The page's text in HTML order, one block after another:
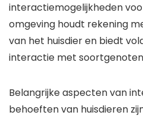
interactiemogelijkheden
omgeving houdt rekening
van het huisdier en biedt
interactie met
Belangrijke aspecten van
behoeften van huisdieren